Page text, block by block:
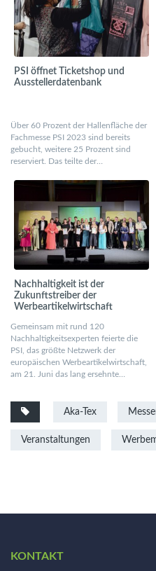
PSI öffnet Ticketshop und
Ausstellerdatenbank
Über 60 Prozent der Hallenfläche der
Fachmesse PSI 2023 sind bereits
gebucht, weitere 25 Prozent sind
reserviert. Das teilte der…
Nachhaltigkeit ist der
Zukunftstreiber der
Werbeartikelwirtschaft
Gemeinsam mit rund 120
Nachhaltigkeitsexperten feierte die
PSI, das größte Netzwerk der
europäischen Werbeartikelwirtschaft,
am 21. Juni das lang ersehnte…
Aka-Tex
Veranstaltungen
KONTAKT